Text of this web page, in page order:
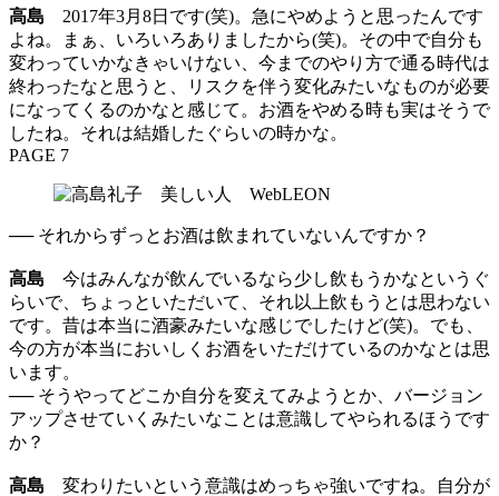
高島 2017年3月8日です(笑)。急にやめようと思ったんです
よね。まぁ、いろいろありましたから(笑)。その中で自分も
変わっていかなきゃいけない、今までのやり方で通る時代は
終わったなと思うと、リスクを伴う変化みたいなものが必要
になってくるのかなと感じて。お酒をやめる時も実はそうで
したね。それは結婚したぐらいの時かな。
PAGE 7
── それからずっとお酒は飲まれていないんですか？
高島 今はみんなが飲んでいるなら少し飲もうかなというぐ
らいで、ちょっといただいて、それ以上飲もうとは思わない
です。昔は本当に酒豪みたいな感じでしたけど(笑)。でも、
今の方が本当においしくお酒をいただけているのかなとは思
います。
── そうやってどこか自分を変えてみようとか、バージョン
アップさせていくみたいなことは意識してやられるほうです
か？
高島 変わりたいという意識はめっちゃ強いですね。自分が